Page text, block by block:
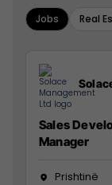
Jobs Real
Sales
Manager
Prishtinë